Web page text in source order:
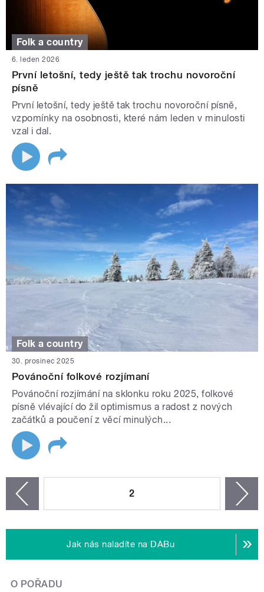
Folk a country
6. leden 2026
První letošní, tedy ještě tak trochu novoroční
písně
První letošní, tedy ještě tak trochu novoroční písně,
vzpomínky na osobnosti, které nám leden v minulosti
vzal i dal.
Folk a country
30. prosinec 2025
Povánoční folkové rozjímaní
Povánoční rozjímání na sklonku roku 2025, folkové
písně vlévající do žil optimismus a radost z nových
začátků a poučení z věcí minulých...
2
Jak nás naladíte na DABu
O POŘADU